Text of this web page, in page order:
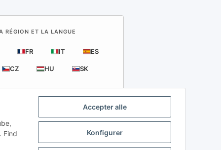
Accepter alle
Konfigurer
Find
RÉGION ET LA LANGUE
FR IT ES
CZ HU SK